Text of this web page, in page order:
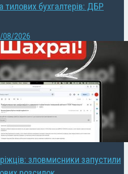
тилових бухгалтерів: ДБР
08/2026
зловмисники запустили